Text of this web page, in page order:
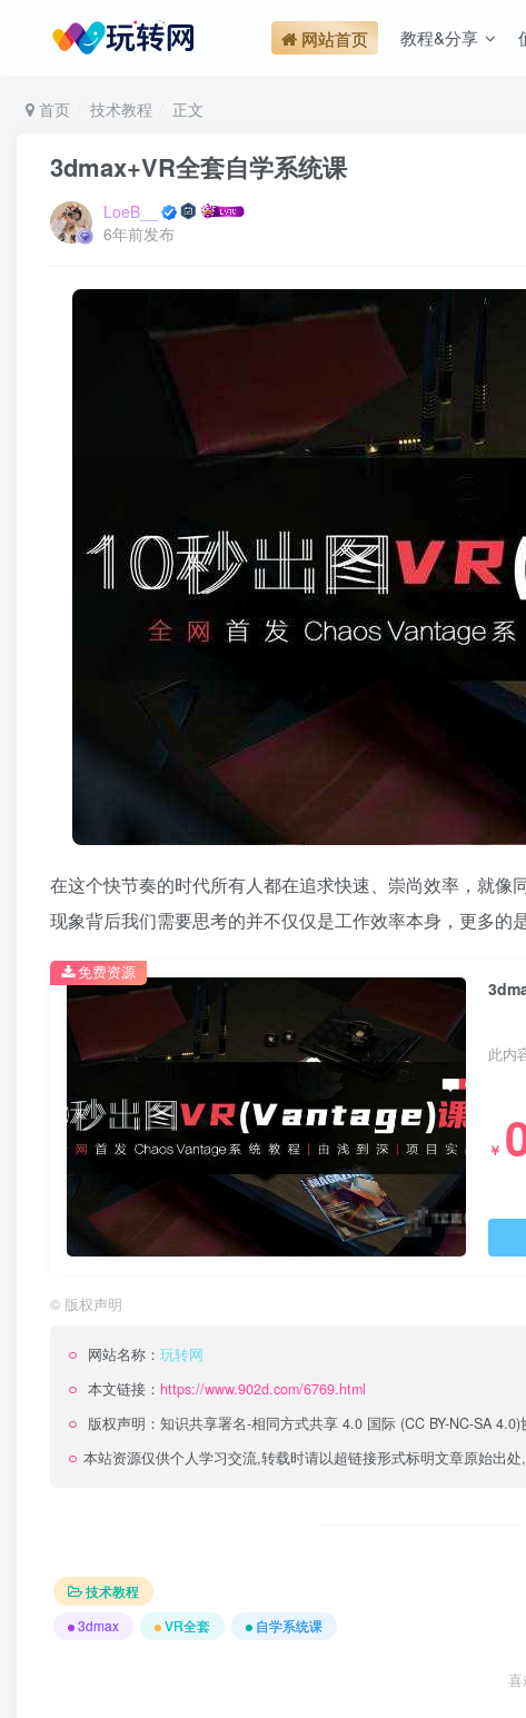
网站首页 教程&分享
首页 技术教程 正文
3dmax+VR全套自学系统课
LoeB__
6年前发布
在这个快节奏的时代所有人都在追求快速、崇尚效率，就
现象背后我们需要思考的并不仅仅是工作效率本身，更多的
此内
￥
免费资源
© 版权声明
网站名称： 玩转网
本文链接： https://www.902d.com/6769.html
版权声明： 知识共享署名-相同方式共享 4.0 国际 (CC BY-NC-SA 4.0)
本站资源仅供个人学习交流,转载时请以超链接形式标明文章原始出处,
技术教程
3dmax
VR全套 自学系统课
喜